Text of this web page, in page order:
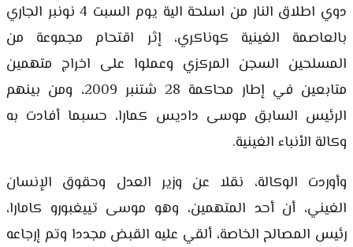
دوي اطلاق النار من اسلحة الية يوم السبت 4 نونبر الجاري
بالعاصمة الغينية كوناكري، إثر اقتحام مجموعة من
المسلحين السجن المركزي وعملوا على اخراج متهمين
متابعين في إطار محاكمة 28 شتنبر 2009، ومن بينهم
الرئيس السابق موسى داديس كمارا، حسبما أفادت به
وكالة الأنباء الغينية.
وأوردت الوكالة، نقلا عن وزير العدل وحقوق الإنسان
الغيني، أن أحد المتهمين، وهو موسى تييغبورو كامارا،
رئيس المصالح الخاصة، ألقي عليه القبض مجددا وتم إرجاعه